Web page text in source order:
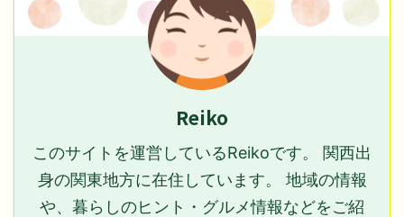
Reiko
このサイトを運営しているReikoです。 関西出
身の関東地方に在住しています。 地域の情報
や、暮らしのヒント・グルメ情報などをご紹